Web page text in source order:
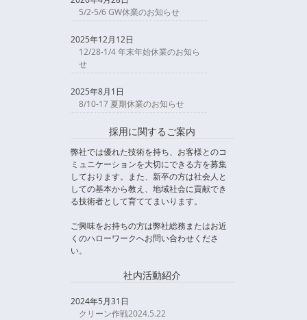
5/2-5/6 GW休業のお知らせ
2025年12月12日
12/28-1/4 年末年始休業のお知ら
せ
2025年8月1日
8/10-17 夏期休業のお知らせ
採用に関するご案内
弊社では優れた技術を持ち、お客様とのコ
ミュニケーションを大切にできる方を募集
しております。また、新卒の方は社会人と
しての基本から教え、地域社会に貢献でき
る技術者として育ててまいります。
ご興味をお持ちの方は弊社総務またはお近
くのハローワークへお問い合わせくださ
い。
社内活動紹介
2024年5月31日
クリーン作戦2024.5.22